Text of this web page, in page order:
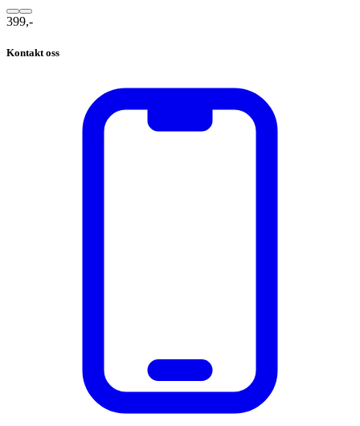
399,-
Kontakt oss